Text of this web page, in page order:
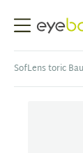
Abele
SofLens toric